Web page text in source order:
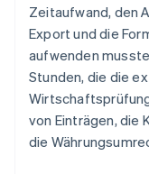
Zeitaufwand, den
Export und die
aufwenden
Stunden, die die
von Einträgen, die
die